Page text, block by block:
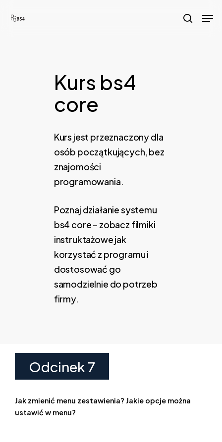
search
Kurs bs4
core
Kurs jest przeznaczony dla
osób początkujących, bez
znajomości
programowania.
Poznaj działanie systemu
bs4 core – zobacz filmiki
instruktażowe jak
korzystać z programu i
dostosować go
samodzielnie do potrzeb
firmy.
Odcinek 7
Jak zmienić menu zestawienia? Jakie opcje można
ustawić w menu?